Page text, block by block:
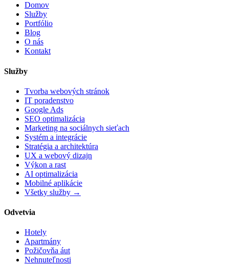
Domov
Služby
Portfólio
Blog
O nás
Kontakt
Služby
Tvorba webových stránok
IT poradenstvo
Google Ads
SEO optimalizácia
Marketing na sociálnych sieťach
Systém a integrácie
Stratégia a architektúra
UX a webový dizajn
Výkon a rast
AI optimalizácia
Mobilné aplikácie
Všetky služby →
Odvetvia
Hotely
Apartmány
Požičovňa áut
Nehnuteľnosti